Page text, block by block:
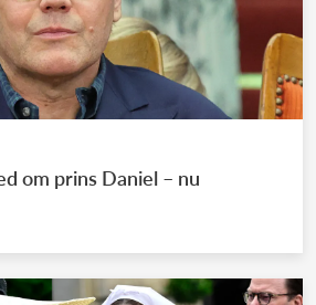
om prins Daniel – nu